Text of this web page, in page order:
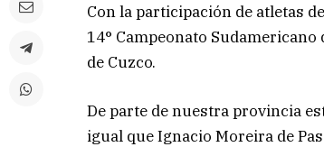
Con la participación de atletas
14° Campeonato
de Cuzco.
De parte de nuestra provincia
igual que Ignacio Moreira de